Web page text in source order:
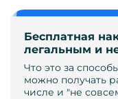
Бесплатная
легальным и
Что это за
можно получать
числе и "не